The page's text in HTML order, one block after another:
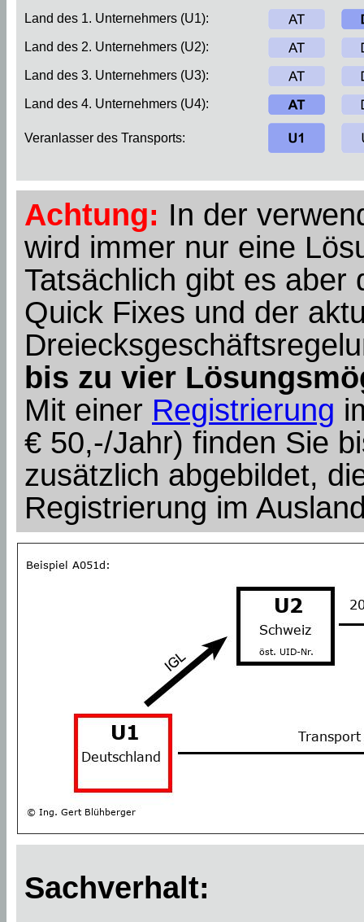
Land des 1. Unternehmers (U1):
Land des 2. Unternehmers (U2):
Land des 3. Unternehmers (U3):
Land des 4. Unternehmers (U4):
Veranlasser des Transports:
Achtung: In der
wird immer nur eine
Tatsächlich gibt es aber
Quick Fixes und der
bis zu vier
Mit einer Registrierung
€ 50,-/Jahr) finden Sie
zusätzlich abgebildet,
Registrierung im
Sachverhalt: